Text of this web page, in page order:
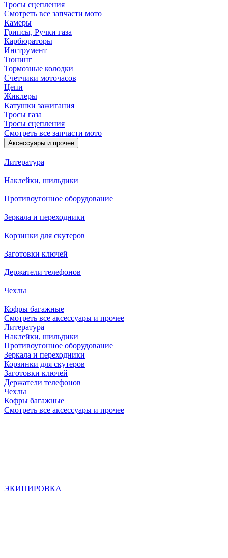
Тросы сцепления
Смотреть все запчасти мото
Камеры
Грипсы, Ручки газа
Карбюраторы
Инструмент
Тюнинг
Тормозные колодки
Счетчики моточасов
Цепи
Жиклеры
Катушки зажигания
Тросы газа
Тросы сцепления
Смотреть все запчасти мото
Аксессуары и прочее
Литература
Наклейки, шильдики
Противоугонное оборудование
Зеркала и переходники
Корзинки для скутеров
Заготовки ключей
Держатели телефонов
Чехлы
Кофры багажные
Смотреть все аксессуары и прочее
Литература
Наклейки, шильдики
Противоугонное оборудование
Зеркала и переходники
Корзинки для скутеров
Заготовки ключей
Держатели телефонов
Чехлы
Кофры багажные
Смотреть все аксессуары и прочее
ЭКИПИРОВКА